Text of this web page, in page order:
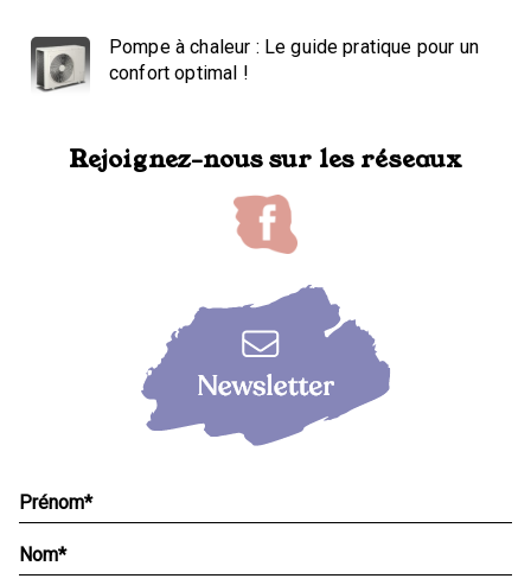
Pompe à chaleur : Le guide pratique pour un
confort optimal !
Rejoignez-nous sur les réseaux